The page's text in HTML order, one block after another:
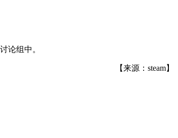
论组中。
【来源：steam】